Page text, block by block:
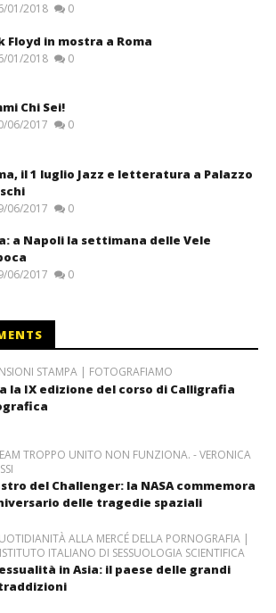
01/2018 0
Floyd in mostra a Roma
01/2018 0
Chi Sei!
06/2017 0
il 1 luglio Jazz e letteratura a Palazzo
06/2017 0
a Napoli la settimana delle Vele
06/2017 0
STAMPA | FOTOGRAFIAMO
la IX edizione del corso di Calligrafia
TROPPO UNITO NON FUNZIONA. - VERONICA
del Challenger: la NASA commemora
delle tragedie spaziali
ALLA MERCÉ DELLA PORNOGRAFIA |
ITALIANO DI SESSUOLOGIA SCIENTIFICA
in Asia: il paese delle grandi